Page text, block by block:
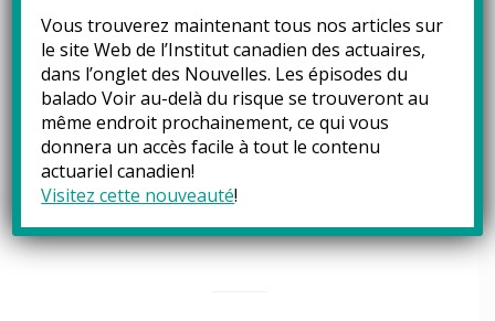
À l’occasion de la Journée de Pi 2024, Voir au-
delà du risque fait un détour vers le monde des
desserts en compagnie du pâtissier et
chocolatier Alex Ryan, FICA.
POUR EN SAVOIR PLUS
Vous trouverez maintenant tous nos articles sur
le site Web de l’Institut canadien des actuaires,
dans l’onglet des Nouvelles. Les épisodes du
balado Voir au-delà du risque se trouveront au
même endroit prochainement, ce qui vous
donnera un accès facile à tout le contenu
actuariel canadien!
Visitez cette nouveauté!